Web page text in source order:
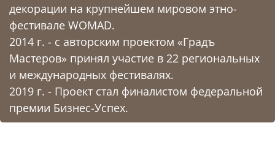
декорации на крупнейшем мировом этно-
фестивале WOMAD.
2014 г. - с авторским проектом «Градъ
Мастеров» принял участие в 22 региональных
и международных фестивалях.
2019 г. - Проект стал финалистом федеральной
премии Бизнес-Успех.